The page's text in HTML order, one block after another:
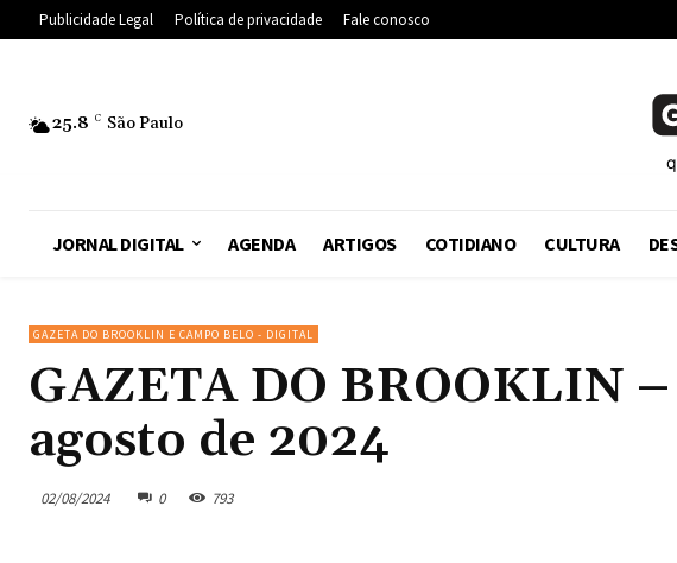
Publicidade Legal Política de privacidade Fale conosco
25.8 C São Paulo
JORNAL DIGITAL AGENDA ARTIGOS COTIDIANO CULTURA
GAZETA DO BROOKLIN E CAMPO BELO - DIGITAL
GAZETA DO BROOKLIN
agosto de 2024
02/08/2024 0 793